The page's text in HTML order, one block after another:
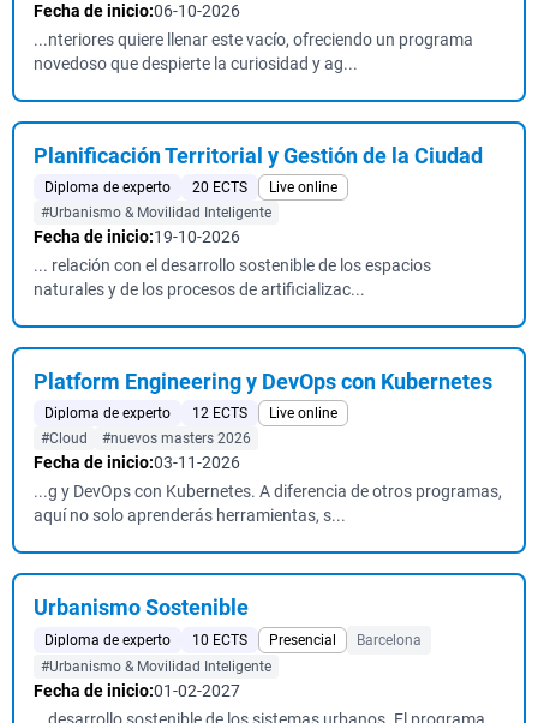
Fecha de inicio:06-10-2026
...nteriores quiere llenar este vacío, ofreciendo un programa
novedoso que despierte la curiosidad y ag...
Planificación Territorial y Gestión de la Ciudad
Diploma de experto 20 ECTS
Live online
#Urbanismo & Movilidad Inteligente
Fecha de inicio:19-10-2026
... relación con el desarrollo sostenible de los espacios
naturales y de los procesos de artificializac...
Platform Engineering y DevOps con Kubernetes
Diploma de experto 12 ECTS
Live online
#Cloud
#nuevos masters 2026
Fecha de inicio:03-11-2026
...g y DevOps con Kubernetes. A diferencia de otros programas,
aquí no solo aprenderás herramientas, s...
Urbanismo Sostenible
Diploma de experto 10 ECTS Presencial
Barcelona
#Urbanismo & Movilidad Inteligente
Fecha de inicio:01-02-2027